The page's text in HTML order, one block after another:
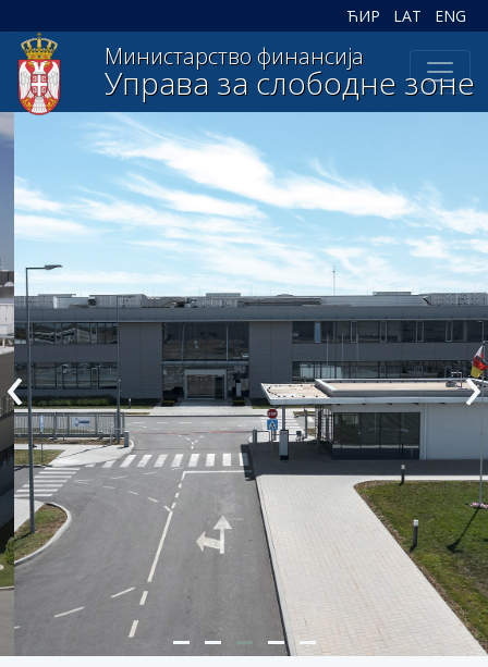
ЋИР LAT ENG
Министарство финансија
Управа за слободне зоне
‹ ›